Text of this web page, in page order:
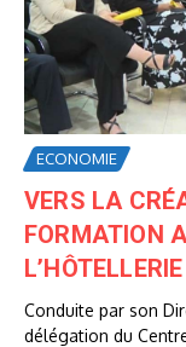
ECONOMIE
VERS LA
FORMATION
Conduite par son
délégation du